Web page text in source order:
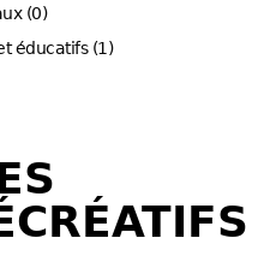
(0)
éducatifs (1)